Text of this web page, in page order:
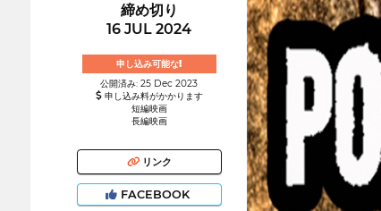
締め切り
16 JUL 2024
申し込み可能な!
公開済み: 25 Dec 2023
申し込み料がかかります
短編映画
長編映画
リンク
FACEBOOK